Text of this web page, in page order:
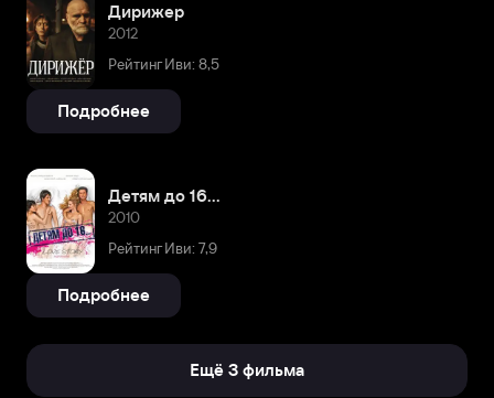
Дирижер
2012
Рейтинг Иви: 8,5
Подробнее
Детям до 16...
2010
Рейтинг Иви: 7,9
Подробнее
Ещё 3 фильма